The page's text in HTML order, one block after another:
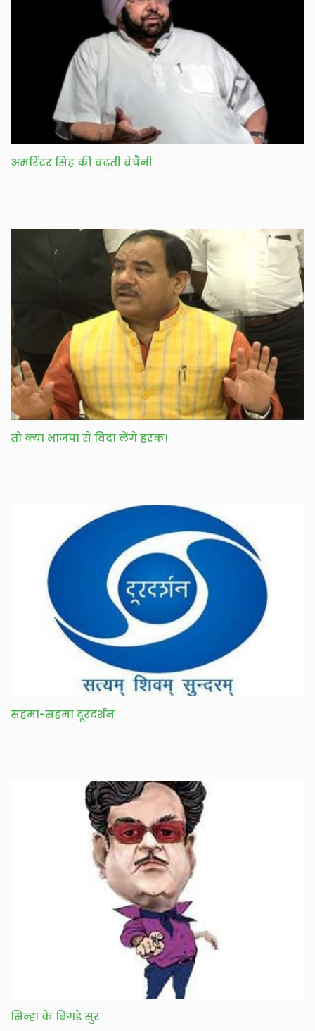
अमरिंदर सिंह की बढ़ती बेचैनी
तो क्या भाजपा से विदा लेंगे हरक!
सहमा-सहमा दूरदर्शन
सिन्हा के बिगड़े सुर